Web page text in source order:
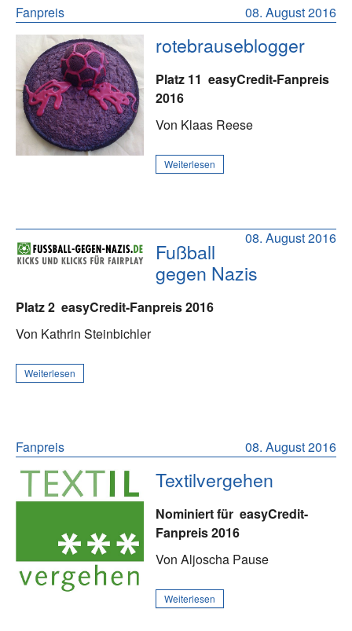
08. August 2016
Fanpreis
rotebrauseblogger
Platz 11 easyCredit-Fanpreis
2016
Von Klaas Reese
Weiterlesen
08. August 2016
Fußball
gegen Nazis
Platz 2 easyCredit-Fanpreis 2016
Von Kathrin Steinbichler
Weiterlesen
08. August 2016
Fanpreis
Textilvergehen
Nominiert für easyCredit-
Fanpreis 2016
Von Aljoscha Pause
Weiterlesen